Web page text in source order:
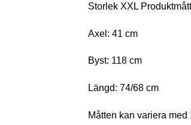
Storlek XXL Produktmått
Axel: 41 cm
Byst: 118 cm
Längd: 74/68 cm
Måtten kan variera